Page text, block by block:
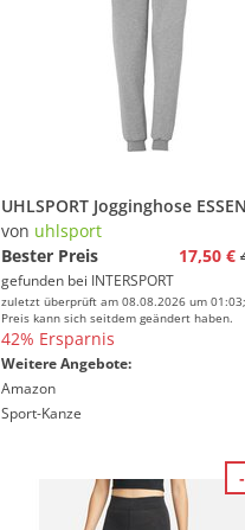
von uhlsport
Bester Preis
17,50 €
gefunden bei INTERSPORT
zuletzt überprüft am 08.08.2026 um
Preis kann sich seitdem geändert haben.
42% Ersparnis
Weitere Angebote:
Amazon
Sport-Kanze